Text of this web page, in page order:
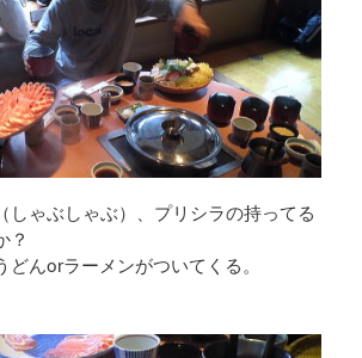
しゃぶしゃぶ）、プリシラの持ってる
？
どんorラーメンがついてくる。